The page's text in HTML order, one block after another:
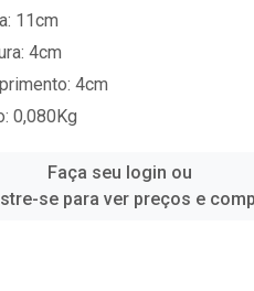
11cm
4cm
4cm
0,080Kg
Faça seu login ou
se para ver preços e